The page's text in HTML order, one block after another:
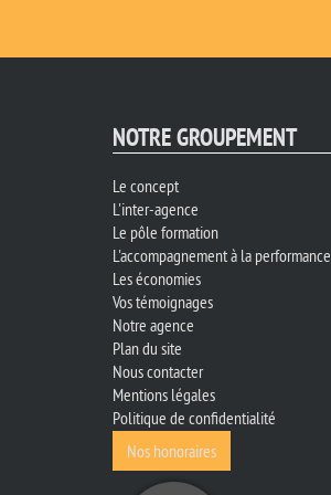
NOTRE GROUPEMENT
Le concept
L'inter-agence
Le pôle formation
L'accompagnement à la performance
Les économies
Vos témoignages
Notre agence
Plan du site
Nous contacter
Mentions légales
Politique de confidentialité
Nos honoraires